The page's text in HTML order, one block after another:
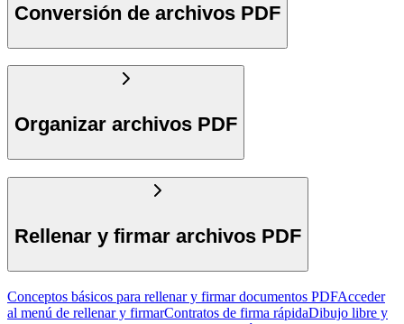
Conversión de archivos PDF
Organizar archivos PDF
Rellenar y firmar archivos PDF
Conceptos básicos para rellenar y firmar documentos PDFAcceder
al menú de rellenar y firmarContratos de firma rápidaDibujo libre y